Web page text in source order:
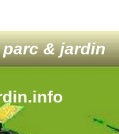
& jardin